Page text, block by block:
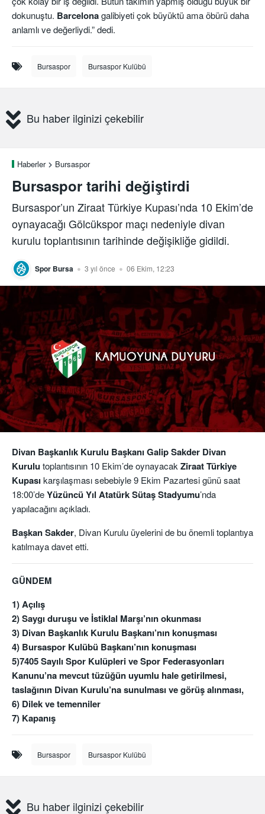
dokunuştu. Barcelonagalibiyeti çok büyüktü ama öbürü daha
anlamlı ve değerliydi.” dedi.
Bursaspor Bursaspor Kulübü
Bu haber ilginizi çekebilir
Haberler Bursaspor
Bursaspor tarihi değiştirdi
Bursaspor’un Ziraat Türkiye Kupası’nda 10 Ekim’de
oynayacağı Gölcükspor maçı nedeniyle divan
kurulu toplantısının tarihinde değişikliğe gidildi.
Spor Bursa 3 yıl önce 06 Ekim, 12:23
Divan Başkanlık Kurulu Başkanı Galip Sakder Divan
Kurulutoplantısının 10 Ekim’de oynayacakZiraat Türkiye
Kupası karşılaşması sebebiyle 9 Ekim Pazartesi günü saat
18:00’deYüzüncü Yıl Atatürk Sütaş Stadyumu’nda
yapılacağını açıkladı.
Başkan Sakder, Divan Kurulu üyelerini de bu önemli toplantıya
katılmaya davet etti.
GÜNDEM
1) Açılış
2) Saygı duruşu ve İstiklal Marşı’nın okunması
3) Divan Başkanlık Kurulu Başkanı’nın konuşması
4) Bursaspor Kulübü Başkanı’nın konuşması
5)7405 Sayılı Spor Kulüpleri ve Spor Federasyonları
Kanunu’na mevcut tüzüğün uyumlu hale getirilmesi,
taslağının Divan Kurulu’na sunulması ve görüş alınması,
6) Dilek ve temenniler
7) Kapanış
Bursaspor Bursaspor Kulübü
Bu haber ilginizi çekebilir